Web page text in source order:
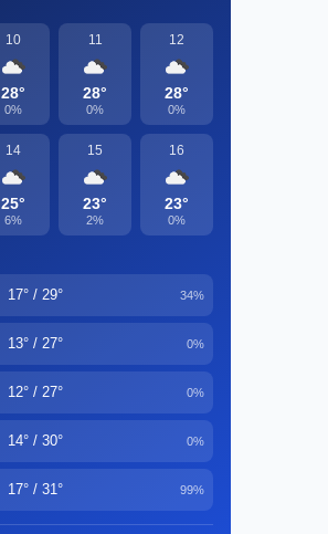
10
28°
0%
11
28°
0%
12
28°
0%
14
25°
6%
15
23°
2%
16
23°
0%
17° / 29° 34%
13° / 27° 0%
12° / 27° 0%
14° / 30° 0%
17° / 31° 99%